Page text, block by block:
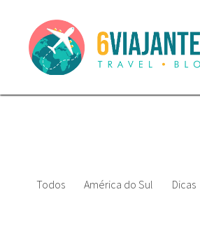
Todos América do Sul Dicas